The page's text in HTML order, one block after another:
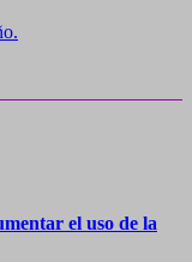
el uso de la